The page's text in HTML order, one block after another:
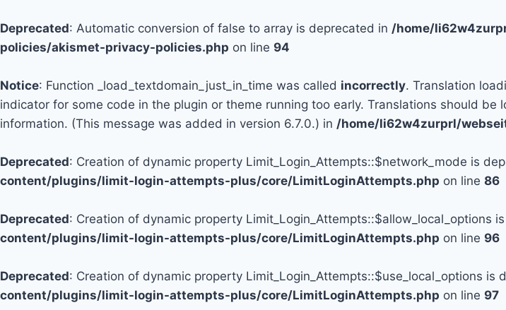
Deprecated: Automatic conversion of false to array is deprecated in /home/
policies/akismet-privacy-policies.php on line 94
Notice: Function _load_textdomain_just_in_time was called incorrectly. Translation
indicator for some code in the plugin or theme running too early. Translations should be
information. (This message was added in version 6.7.0.) in /home/li62w4zurprl/
Deprecated: Creation of dynamic property Limit_Login_Attempts::$network_mode is
content/plugins/limit-login-attempts-plus/core/LimitLoginAttempts.php on line 86
Deprecated: Creation of dynamic property Limit_Login_Attempts::$allow_local_options
content/plugins/limit-login-attempts-plus/core/LimitLoginAttempts.php on line 96
Deprecated: Creation of dynamic property Limit_Login_Attempts::$use_local_options is
content/plugins/limit-login-attempts-plus/core/LimitLoginAttempts.php on line 97